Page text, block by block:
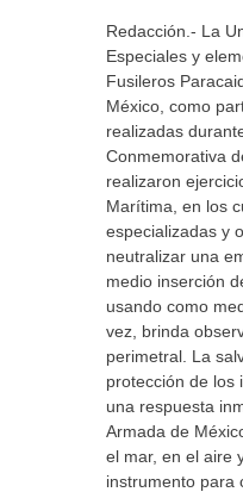
Redacción.- La
Especiales y
Fusileros
México, como
realizadas
Conmemorativa
realizaron
Marítima, en los
especializadas y
neutralizar una
medio inserción
usando como
vez, brinda
perimetral. La
protección de los
una respuesta
Armada de
el mar, en el aire
instrumento para